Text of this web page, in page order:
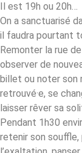
Il est 19h ou 20h…
On a sanctuarisé
il faudra pourtant
Remonter la rue
observer de
billet ou noter son
retrouvé·e, se
laisser rêver sa
Pendant 1h30
retenir son